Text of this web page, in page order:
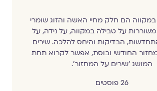
במקווה הם חלק מחיי האשה והזוג שומרי
על טבילה במקווה, על נידה, על
הבדיקות והיחס להלכה. שירים
החודשי ובוסת, אפשר לקרוא תחת
המושג 'שירים על המחזור'.
26 פוסטים